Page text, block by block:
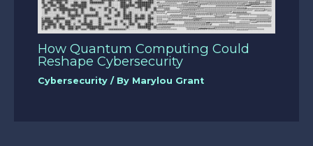
How Quantum Computing Could
Reshape Cybersecurity
Cybersecurity / By Marylou Grant